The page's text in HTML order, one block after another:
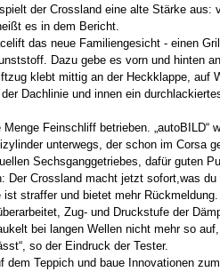
der Crossland eine alte Stärke aus:
es in dem Bericht.
das neue Familiengesicht - einen
Dazu gebe es vorn und hinten
klebt mittig an der Heckklappe, auf
Dachlinie und innen ein
Feinschliff betrieben. „autoBILD“
unterwegs, der schon im Corsa
Sechsganggetriebes, dafür guten
Der Crossland macht jetzt sofort,was
straffer und bietet mehr
Zug- und Druckstufe der
bei langen Wellen nicht mehr so
so der Eindruck der Tester.
dem Teppich und baue Innovationen